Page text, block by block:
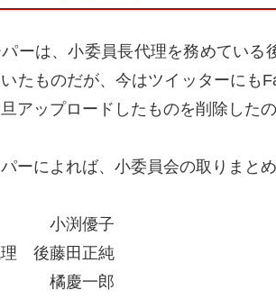
ーは、小委員長代理を務めている
たものだが、今はツイッターにも
アップロードしたものを削除したの
ーによれば、小委員会の取りまとめ
小渕優子
理 後藤田正純
橘慶一郎